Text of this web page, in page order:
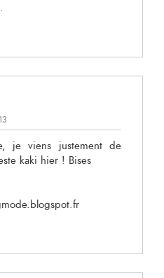
je viens justement de
kaki hier ! Bises